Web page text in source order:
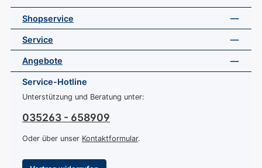
Shopservice
Service
Angebote
Service-Hotline
Unterstützung und Beratung unter:
035263 - 658909
Oder über unser Kontaktformular.